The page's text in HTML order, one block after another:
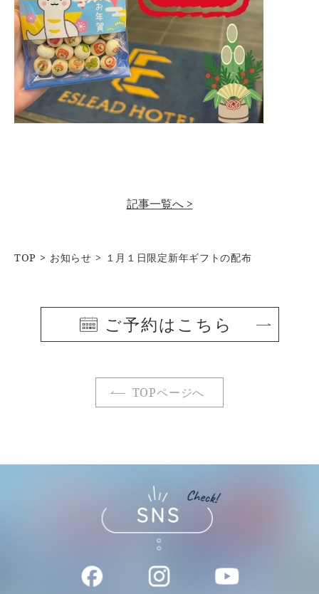
記事一覧へ >
TOP お知らせ １月１日限定新年ギフトの配布
ご予約はこちら
TOPページへ